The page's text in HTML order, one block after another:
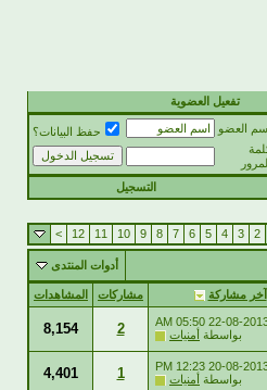
تفعيل العضوية
اسم العضو
حفظ البيانات؟
المرور
التسجيل
2
3
4
5
6
7
8
9
10
11
12
>
أدوات المنتدى
آخر مشاركة مشاركات المشاهدات
22-08-
05:50 AM
بواسطة أمنيات 2
8,154
20-08-
12:23 PM
بواسطة أمنيات 1
4,401